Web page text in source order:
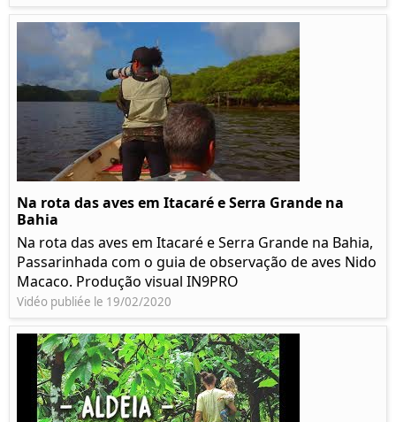
Na rota das aves em Itacaré e Serra Grande na
Bahia
Na rota das aves em Itacaré e Serra Grande na Bahia,
Passarinhada com o guia de observação de aves Nido
Macaco. Produção visual IN9PRO
Vidéo publiée le 19/02/2020